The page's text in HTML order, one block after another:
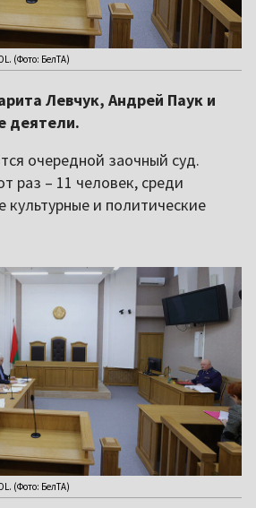
(Фото: БелТА)
Левчук, Андрей Паук и
деятели.
очередной заочный суд.
раз – 11 человек, среди
культурные и политические
(Фото: БелТА)